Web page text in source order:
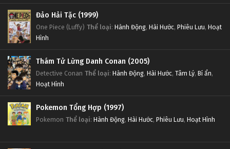
Đảo Hải Tặc (1999)
One Piece (Luffy) Thể loại: Hành Động, Hài Hước, Phiêu Lưu, Hoạt
Hình
Thám Tử Lừng Danh Conan (2005)
Detective Conan Thể loại: Hành Động, Hài Hước, Tâm Lý, Bí ẩn,
Hoạt Hình
Pokemon Tổng Hợp (1997)
Pokemon Thể loại: Hành Động, Hài Hước, Phiêu Lưu, Hoạt Hình